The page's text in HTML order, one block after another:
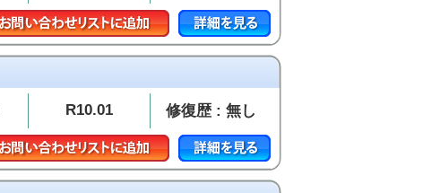
R10.01 修復歴 : 無し